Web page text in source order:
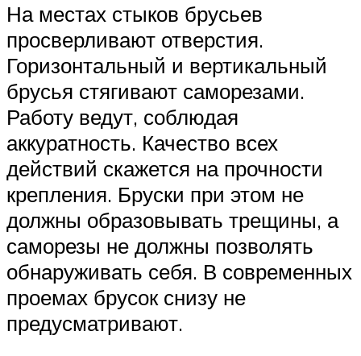
На местах стыков брусьев
просверливают отверстия.
Горизонтальный и вертикальный
брусья стягивают саморезами.
Работу ведут, соблюдая
аккуратность. Качество всех
действий скажется на прочности
крепления. Бруски при этом не
должны образовывать трещины, а
саморезы не должны позволять
обнаруживать себя. В современных
проемах брусок снизу не
предусматривают.